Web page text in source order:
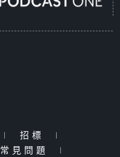
| 招標
|
常見問題 |